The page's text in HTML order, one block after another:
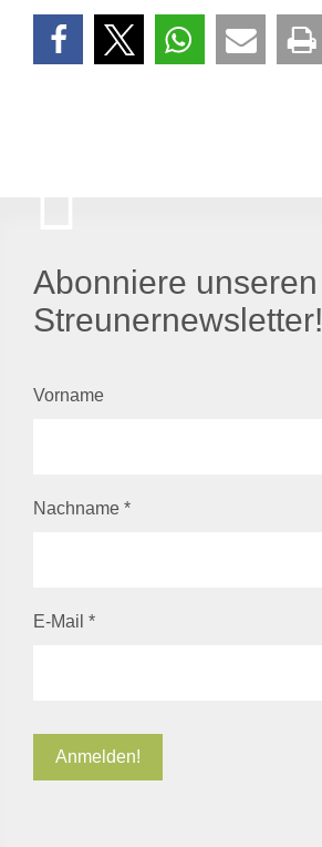
Abonniere unseren
Streunernewsletter!
Vorname
Nachname *
E-Mail *